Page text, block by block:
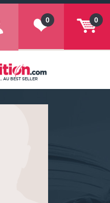
0
0
AU BEST SELLER